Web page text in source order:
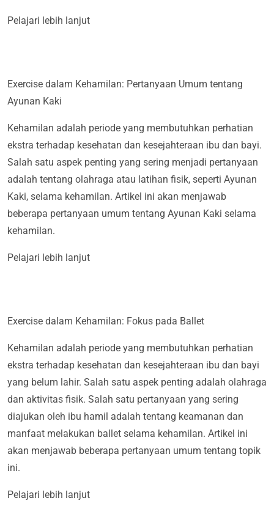
Pelajari lebih lanjut
Exercise dalam Kehamilan: Pertanyaan Umum tentang
Ayunan Kaki
Kehamilan adalah periode yang membutuhkan perhatian
ekstra terhadap kesehatan dan kesejahteraan ibu dan bayi.
Salah satu aspek penting yang sering menjadi pertanyaan
adalah tentang olahraga atau latihan fisik, seperti Ayunan
Kaki, selama kehamilan. Artikel ini akan menjawab
beberapa pertanyaan umum tentang Ayunan Kaki selama
kehamilan.
Pelajari lebih lanjut
Exercise dalam Kehamilan: Fokus pada Ballet
Kehamilan adalah periode yang membutuhkan perhatian
ekstra terhadap kesehatan dan kesejahteraan ibu dan bayi
yang belum lahir. Salah satu aspek penting adalah olahraga
dan aktivitas fisik. Salah satu pertanyaan yang sering
diajukan oleh ibu hamil adalah tentang keamanan dan
manfaat melakukan ballet selama kehamilan. Artikel ini
akan menjawab beberapa pertanyaan umum tentang topik
ini.
Pelajari lebih lanjut